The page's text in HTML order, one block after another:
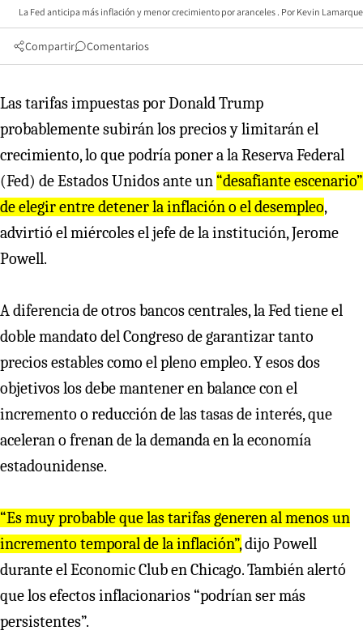
La Fed anticipa más inflación y menor crecimiento por aranceles Kevin Lamarque
Compartir Comentarios
Las tarifas impuestas por Donald Trump
probablemente subirán los precios y limitarán el
crecimiento, lo que podría poner a la Reserva Federal
(Fed) de Estados Unidos ante un “desafiante escenario”
de elegir entre detener la inflación o el desempleo,
advirtió el miércoles el jefe de la institución, Jerome
Powell.
A diferencia de otros bancos centrales, la Fed tiene el
doble mandato del Congreso de garantizar tanto
precios estables como el pleno empleo. Y esos dos
objetivos los debe mantener en balance con el
incremento o reducción de las tasas de interés, que
aceleran o frenan de la demanda en la economía
estadounidense.
“Es muy probable que las tarifas generen al menos un
incremento temporal de la inflación”,dijo Powell
durante el Economic Club en Chicago. También alertó
que los efectos inflacionarios “podrían ser más
persistentes”.